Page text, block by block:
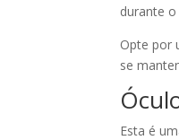
durante
Opte por
se
Esta é